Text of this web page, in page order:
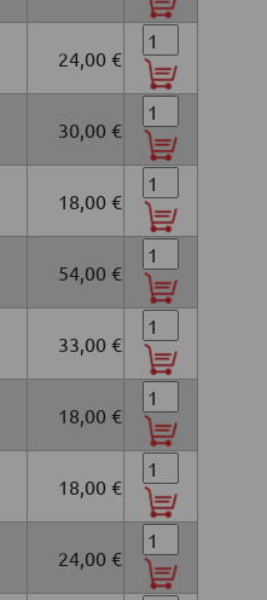
24,00 €
30,00 €
18,00 €
54,00 €
33,00 €
18,00 €
18,00 €
24,00 €